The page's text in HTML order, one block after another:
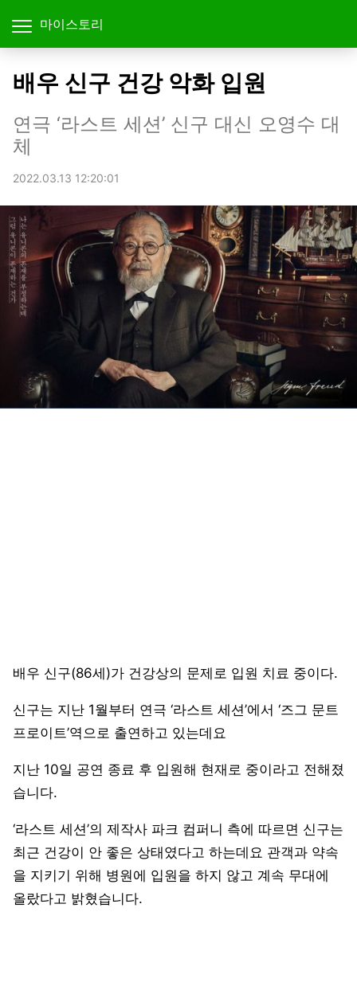
마이스토리
배우 신구 건강 악화 입원
연극 ‘라스트 세션’ 신구 대신 오영수 대
체
2022.03.13 12:20:01
배우 신구(86세)가 건강상의 문제로 입원 치료 중이다.
신구는 지난 1월부터 연극 ‘라스트 세션’에서 ‘즈그 문트
프로이트’역으로 출연하고 있는데요
지난 10일 공연 종료 후 입원해 현재로 중이라고 전해졌
습니다.
‘라스트 세션’의 제작사 파크 컴퍼니 측에 따르면 신구는
최근 건강이 안 좋은 상태였다고 하는데요 관객과 약속
을 지키기 위해 병원에 입원을 하지 않고 계속 무대에
올랐다고 밝혔습니다.